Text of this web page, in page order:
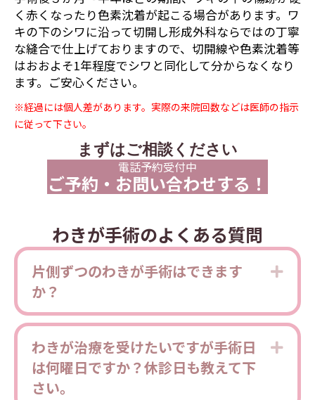
く赤くなったり色素沈着が起こる場合があります。ワ
キの下のシワに沿って切開し形成外科ならではの丁寧
な縫合で仕上げておりますので、切開線や色素沈着等
はおおよそ1年程度でシワと同化して分からなくなり
ます。ご安心ください。
※経過には個人差があります。実際の来院回数などは医師の指示
に従って下さい。
まずはご相談ください
電話予約受付中
ご予約・お問い合わせする！
わきが手術のよくある質問
片側ずつのわきが手術はできます
か？
わきが治療を受けたいですが手術日
は何曜日ですか？休診日も教えて下
さい。